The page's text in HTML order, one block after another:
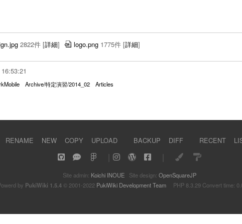
2822件 [詳細] logo.png 1775件 [詳細]
Archive/特定演習/2014_02 Articles
RENAME NEW COPY UPLOAD BACKUP DIFF RECENT
Site admin: Koichi INOUE Site design: OpenSquareJP
by PukiWiki 1.5.4© 2001-2022 PukiWiki Development TeamPHP 8.3.29 Convert time: